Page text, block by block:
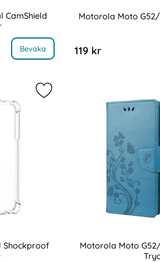
CamShield
Bevaka
Skal CamShield Ring Armor Silver
Motorola Moto
119 kr ,
Robust Svart som favorit
Shockproof
Markera motorola Moto
Motorola Moto